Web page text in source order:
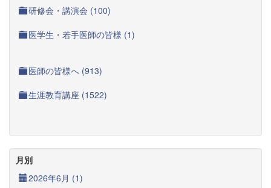
研修会・講演会 (100)
医学生・若手医師の皆様 (1)
医師の皆様へ (913)
生涯教育講座 (1522)
月別
2026年6月 (1)